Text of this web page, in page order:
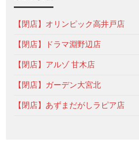
【閉店】オリンピック高井戸店
【閉店】ドラマ淵野辺店
【閉店】アルゾ 甘木店
【閉店】ガーデン大宮北
【閉店】あずまだがしラピア店